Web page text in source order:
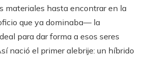
materiales hasta encontrar en la
que ya dominaba— la
para dar forma a esos seres
nació el primer alebrije: un híbrido